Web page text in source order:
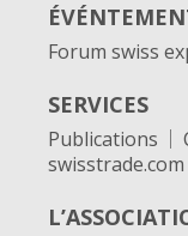
Forum swiss
SERVICES
Publications
swisstrade.com